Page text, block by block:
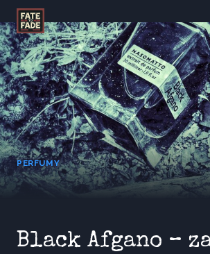
Przejdź
do
treści
PERFUMY
Black Afgano –